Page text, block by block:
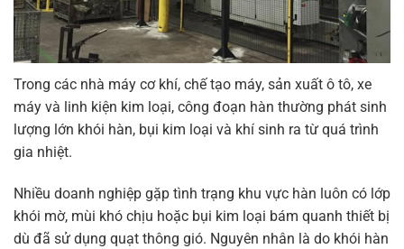
Trong các nhà máy cơ khí, chế tạo máy, sản xuất ô tô, xe
máy và linh kiện kim loại, công đoạn hàn thường phát sinh
lượng lớn khói hàn, bụi kim loại và khí sinh ra từ quá trình
gia nhiệt.
Nhiều doanh nghiệp gặp tình trạng khu vực hàn luôn có lớp
khói mờ, mùi khó chịu hoặc bụi kim loại bám quanh thiết bị
dù đã sử dụng quạt thông gió. Nguyên nhân là do khói hàn